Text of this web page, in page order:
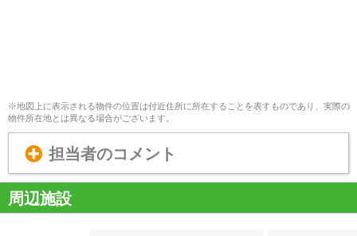
※地図上に表示される物件の位置は付近住所に所在することを表すものであり、実際の
物件所在地とは異なる場合がございます。
担当者のコメント
周辺施設